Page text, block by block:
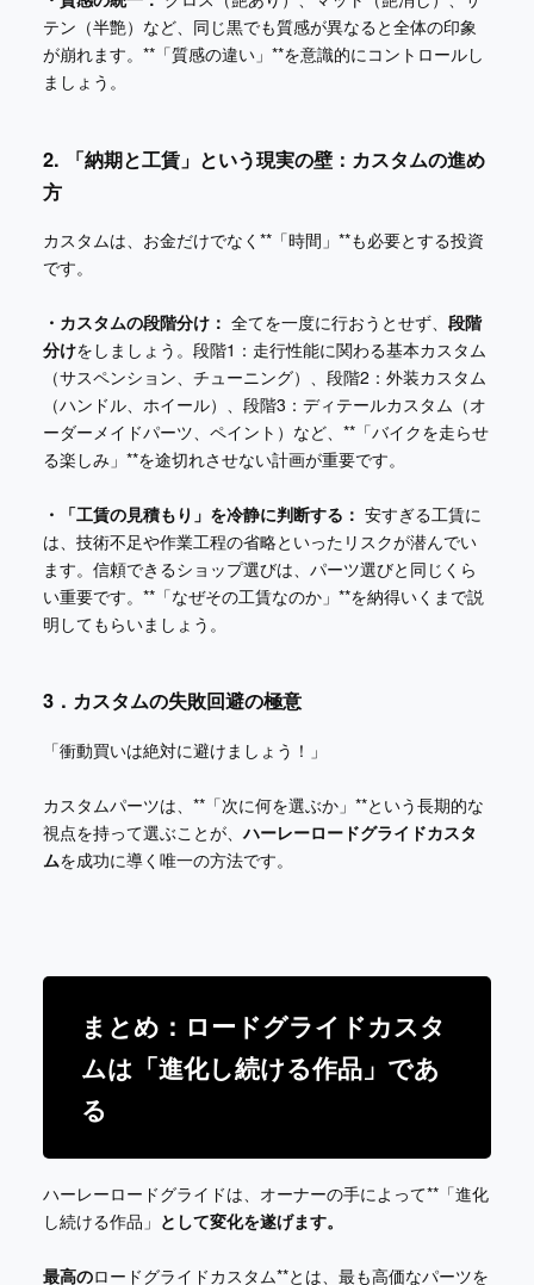
テン（半艶）など、同じ黒でも質感が異なると全体の印象
が崩れます。**「質感の違い」**を意識的にコントロールし
ましょう。
2. 「納期と工賃」という現実の壁：カスタムの進め
方
カスタムは、お金だけでなく**「時間」**も必要とする投資
です。
・カスタムの段階分け： 全てを一度に行おうとせず、 段階
分けをしましょう。段階1：走行性能に関わる基本カスタム
（サスペンション、チューニング）、段階2：外装カスタム
（ハンドル、ホイール）、段階3：ディテールカスタム（オ
ーダーメイドパーツ、ペイント）など、**「バイクを走らせ
る楽しみ」**を途切れさせない計画が重要です。
・「工賃の見積もり」を冷静に判断する： 安すぎる工賃に
は、技術不足や作業工程の省略といったリスクが潜んでい
ます。信頼できるショップ選びは、パーツ選びと同じくら
い重要です。**「なぜその工賃なのか」**を納得いくまで説
明してもらいましょう。
3．カスタムの失敗回避の極意
「衝動買いは絶対に避けましょう！」
カスタムパーツは、**「次に何を選ぶか」**という長期的な
視点を持って選ぶことが、ハーレーロードグライドカスタ
ムを成功に導く唯一の方法です。
まとめ：ロードグライドカスタ
ムは「進化し続ける作品」であ
る
ハーレーロードグライドは、オーナーの手によって**「進化
し続ける作品」 として変化を遂げます。
最高のロードグライドカスタム**とは、最も高価なパーツを